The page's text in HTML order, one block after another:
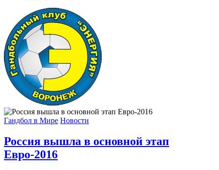
Гандбол в Мире Новости
Россия вышла в основной этап
Евро-2016